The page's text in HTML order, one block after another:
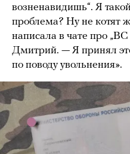
возненавидишь“. Я
проблема? Ну не котят
написала в чате про
Дмитрий. — Я принял
по поводу увольнения».